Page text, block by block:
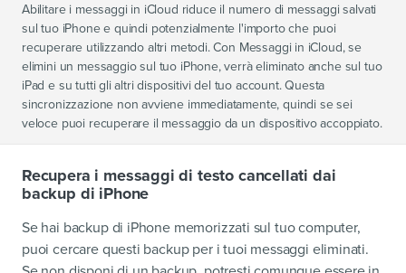
Abilitare i messaggi in iCloud riduce il numero di messaggi salvati
sul tuo iPhone e quindi potenzialmente l'importo che puoi
recuperare utilizzando altri metodi. Con Messaggi in iCloud, se
elimini un messaggio sul tuo iPhone, verrà eliminato anche sul tuo
iPad e su tutti gli altri dispositivi del tuo account. Questa
sincronizzazione non avviene immediatamente, quindi se sei
veloce puoi recuperare il messaggio da un dispositivo accoppiato.
Recupera i messaggi di testo cancellati dai
backup di iPhone
Se hai backup di iPhone memorizzati sul tuo computer,
puoi cercare questi backup per i tuoi messaggi eliminati.